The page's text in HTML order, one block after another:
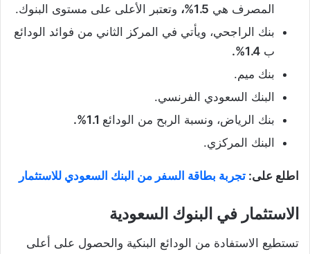
المصرف هي 1.5%،
وتعتبر الأعلى على مستوى البنوك.
بنك الراجحي، ويأتي في المركز الثاني من فوائد الودائع
ب 1.4%.
بنك ميم.
البنك السعودي الفرنسي.
بنك الرياض، ونسبة الربح من الودائع 1.1%.
البنك المركزي.
اطلع على: تجربة بطاقة السفر من البنك السعودي للاستثمار
الاستثمار في البنوك السعودية
تستطيع الاستفادة من الودائع البنكية والحصول على أعلى